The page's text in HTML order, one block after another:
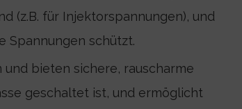
(z.B. für Injektorspannungen), und
Spannungen schützt.
bieten sichere, rauscharme
geschaltet ist, und ermöglicht